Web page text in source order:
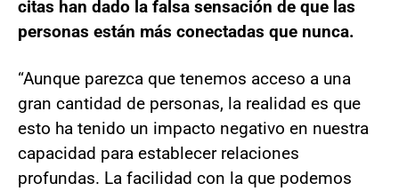
citas han dado la falsa sensación de que las
personas están más conectadas que nunca.
“Aunque parezca que tenemos acceso a una
gran cantidad de personas, la realidad es que
esto ha tenido un impacto negativo en nuestra
capacidad para establecer relaciones
profundas. La facilidad con la que podemos